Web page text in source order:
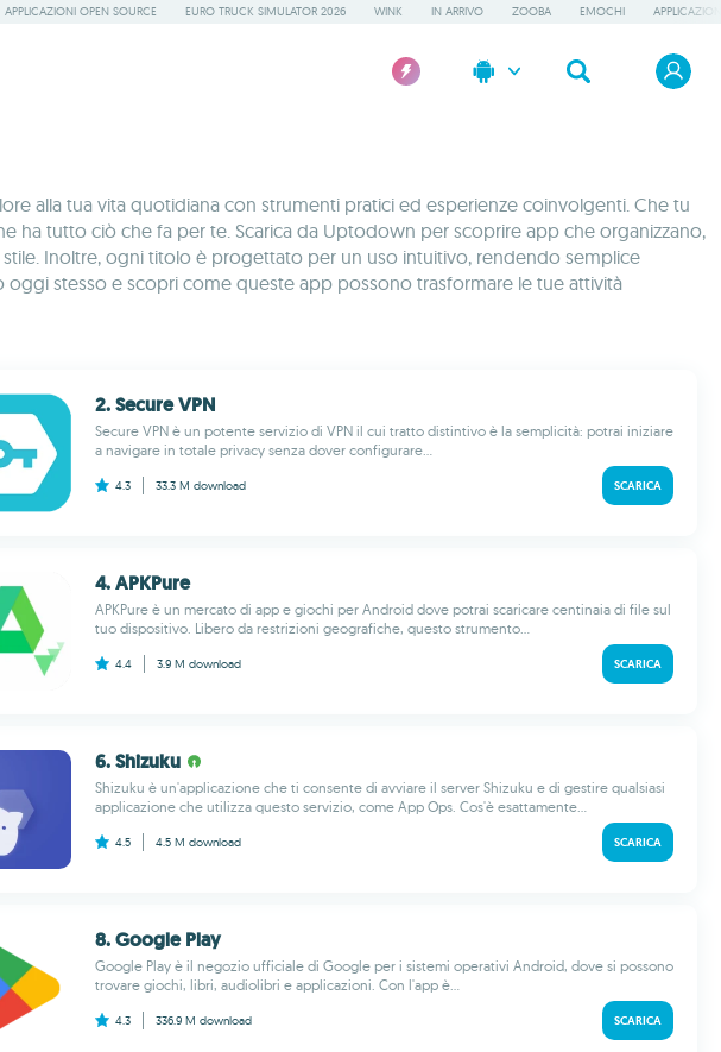
APPLICAZIONI OPEN SOURCE EURO TRUCK SIMULATOR 2026 WINK IN ARRIVO ZOOBA EMOCHI
alla tua vita quotidiana con strumenti pratici ed esperienze coinvolgenti. Che tu
ha tutto ciò che fa per te. Scarica da Uptodown per scoprire app che organizzano,
Inoltre, ogni titolo è progettato per un uso intuitivo, rendendo semplice
stesso e scopri come queste app possono trasformare le tue attività
2. Secure VPN
Secure VPN è un potente servizio di VPN il cui tratto distintivo è la semplicità: potrai iniziare
a navigare in totale privacy senza dover configurare...
4.3 33.3 M download SCARICA
4. APKPure
APKPure è un mercato di app e giochi per Android dove potrai scaricare centinaia di file sul
tuo dispositivo. Libero da restrizioni geografiche, questo strumento...
4.4 3.9 M download SCARICA
6. Shizuku
Shizuku è un'applicazione che ti consente di avviare il server Shizuku e di gestire qualsiasi
applicazione che utilizza questo servizio, come App Ops. Cos'è esattamente...
4.5 4.5 M download SCARICA
8. Google Play
Google Play è il negozio ufficiale di Google per i sistemi operativi Android, dove si possono
trovare giochi, libri, audiolibri e applicazioni. Con l'app è...
4.3 336.9 M download SCARICA